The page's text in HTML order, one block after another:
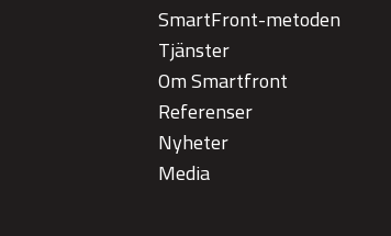
SmartFront-metoden
Tjänster
Om Smartfront
Referenser
Nyheter
Media